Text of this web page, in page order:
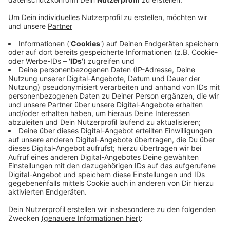
Anzeige
Demnach konnten die SWK vergangenes Jahr ihren
Umsatz um 160 Millionen Euro steigern. Ein Ergebnis,
das aus den Krefeldern zugute kommt, sagt Vorstand
Carsten Liedtke im Welle-Niederrhein-Interview.
Kunden mit einer Preisgarantie habe man diese auch
bis zum Vertragsende anbieten können, heißt es. Das
gute Jahresergebnis der SWK kam vor allem durch den
Entsorgungs-Bereich zustande. Im Nahverkehr gab es
dagegen große Verluste, was eine Folge der Pandemie
sei, heißt es.
Anzeige